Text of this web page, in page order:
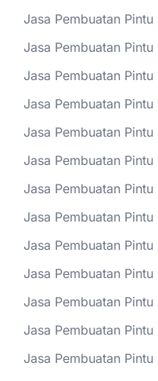
Jasa Pembuatan
Jasa Pembuatan Pintu
Jasa Pembuatan
Jasa Pembuatan
Jasa Pembuatan
Jasa Pembuatan
Jasa Pembuatan
Jasa Pembuatan
Jasa Pembuatan
Jasa Pembuatan
Jasa Pembuatan
Jasa Pembuatan
Jasa Pembuatan